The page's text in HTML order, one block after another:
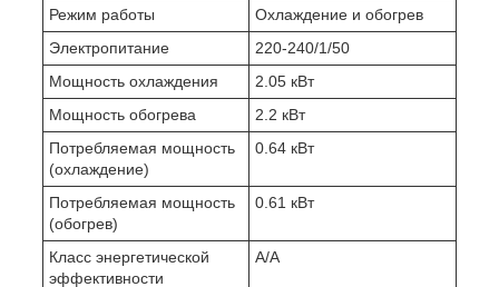
Режим работы
Охлаждение и обогрев
Электропитание
220-240/1/50
Мощность охлаждения
2.05 кВт
Мощность обогрева
2.2 кВт
Потребляемая мощность
(охлаждение)
0.64 кВт
Потребляемая мощность
(обогрев)
0.61 кВт
Класс энергетической
эффективности
A/A